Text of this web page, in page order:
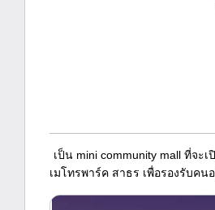
เป็น mini community mall ที่จ
เมโทรพาร์ค สาธร เพื่อรองรับค